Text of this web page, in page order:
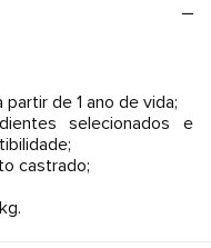
de 1 ano de vida;
selecionados e
castrado;